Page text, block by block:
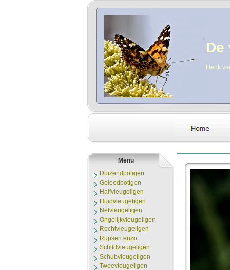
De
Henk
Menu
Duizendpotigen
Geleedpotigen
Halfvleugeligen
Huidvleugeligen
Netvleugeligen
Ongelijkvleugeligen
Rechtvleugeligen
Rupsen enzo
Schildvleugeligen
Schubvleugeligen
Tweevleugeligen